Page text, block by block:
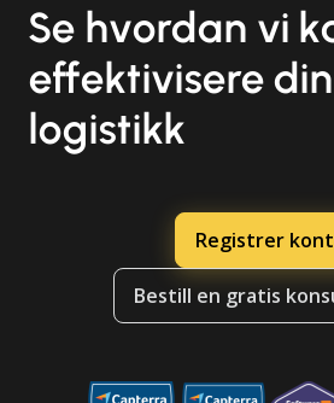
Se hvordan vi
effektivisere
logistikk
Registrer
Bestill en gratis